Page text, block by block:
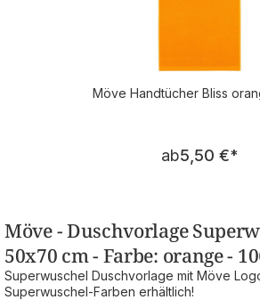
Möve Handtücher Bliss
ab5,50 €*
Möve - Duschvorlage
50x70 cm - Farbe: orange -
Superwuschel Duschvorlage mit Möve
Superwuschel-Farben erhältlich!